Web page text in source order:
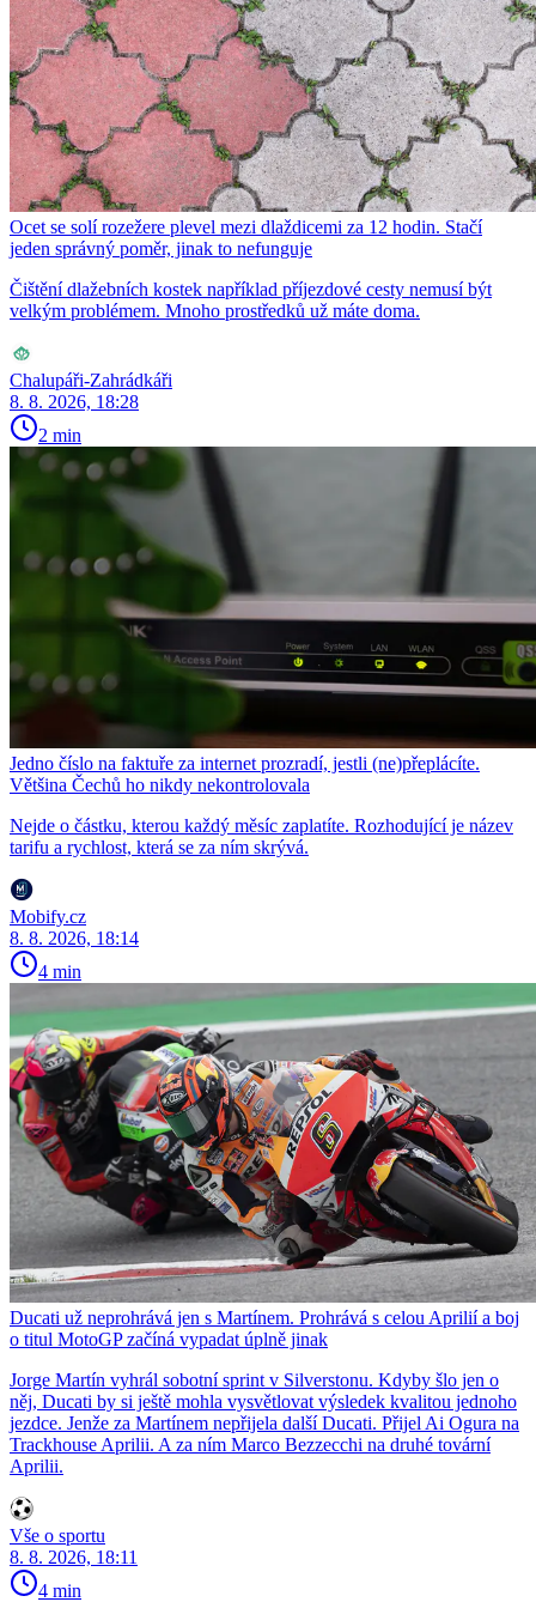
Ocet se solí rozežere plevel mezi dlaždicemi za 12 hodin. Stačí
jeden správný poměr, jinak to nefunguje
Čištění dlažebních kostek například příjezdové cesty nemusí být
velkým problémem. Mnoho prostředků už máte doma.
Chalupáři-Zahrádkáři
8. 8. 2026, 18:28
2 min
Jedno číslo na faktuře za internet prozradí, jestli (ne)přeplácíte.
Většina Čechů ho nikdy nekontrolovala
Nejde o částku, kterou každý měsíc zaplatíte. Rozhodující je název
tarifu a rychlost, která se za ním skrývá.
Mobify.cz
8. 8. 2026, 18:14
4 min
Ducati už neprohrává jen s Martínem. Prohrává s celou Aprilií a boj
o titul MotoGP začíná vypadat úplně jinak
Jorge Martín vyhrál sobotní sprint v Silverstonu. Kdyby šlo jen o
něj, Ducati by si ještě mohla vysvětlovat výsledek kvalitou jednoho
jezdce. Jenže za Martínem nepřijela další Ducati. Přijel Ai Ogura na
Trackhouse Aprilii. A za ním Marco Bezzecchi na druhé tovární
Aprilii.
Vše o sportu
8. 8. 2026, 18:11
4 min